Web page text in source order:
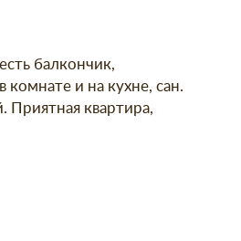
балкончик,
комнате и на кухне, сан.
Приятная квартира,